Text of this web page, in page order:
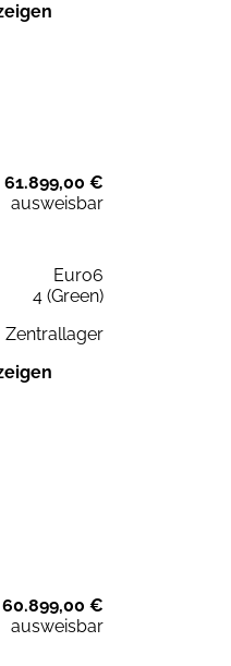
61.899,00 €
ausweisbar
Euro6
4 (Green)
Zentrallager
60.899,00 €
ausweisbar